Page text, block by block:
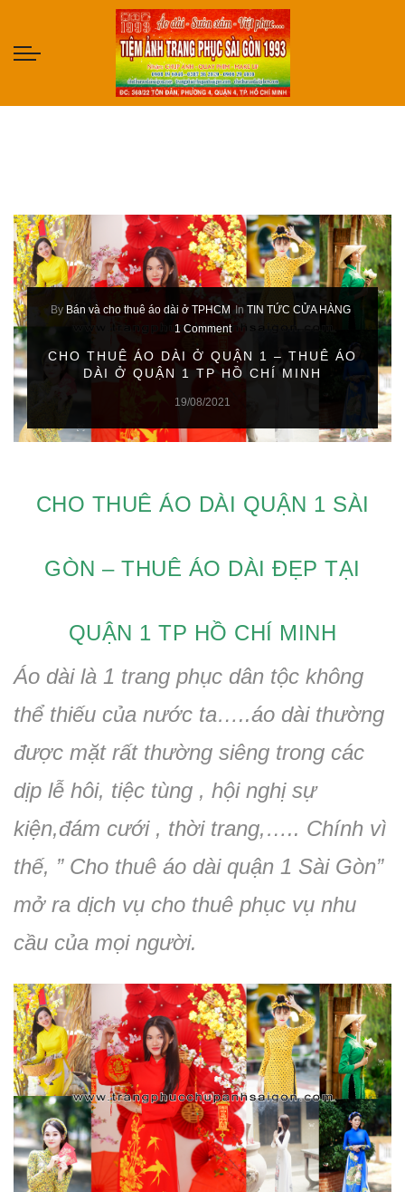
By Bán và cho thuê áo dài ở TPHCM In TIN TỨC CỬA HÀNG
1 Comment
CHO THUÊ ÁO DÀI Ở QUẬN 1 – THUÊ ÁO
DÀI Ở QUẬN 1 TP HỒ CHÍ MINH
19/08/2021
CHO THUÊ ÁO DÀI QUẬN 1 SÀI
GÒN – THUÊ ÁO DÀI ĐẸP TẠI
QUẬN 1 TP HỒ CHÍ MINH
Áo dài là 1 trang phục dân tộc không
thể thiếu của nước ta…..áo dài thường
được mặt rất thường siêng trong các
dịp lễ hôi, tiệc tùng , hội nghị sự
kiện,đám cưới , thời trang,….. Chính vì
thế, ” Cho thuê áo dài quận 1 Sài Gòn”
mở ra dịch vụ cho thuê phục vụ nhu
cầu của mọi người.